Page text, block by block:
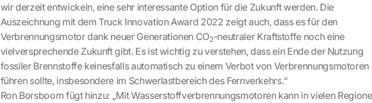
wir derzeit entwickeln, eine sehr interessante Option für die Zukunft werden. Die
Auszeichnung mit dem Truck Innovation Award 2022 zeigt auch, dass es für den
Verbrennungsmotor dank neuer Generationen CO2-neutraler Kraftstoffe noch eine
vielversprechende Zukunft gibt. Es ist wichtig zu verstehen, dass ein Ende der Nutzung
fossiler Brennstoffe keinesfalls automatisch zu einem Verbot von Verbrennungsmotoren
führen sollte, insbesondere im Schwerlastbereich des Fernverkehrs.“
Ron Borsboom fügt hinzu: „Mit Wasserstoffverbrennungsmotoren kann in vielen